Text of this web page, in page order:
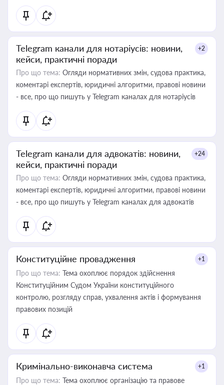
Telegram канали для нотаріусів: новини,
кейси, практичні поради
+2
Про що тема: Огляди нормативних змін, судова практика,
коментарі експертів, юридичні алгоритми, правові новини
- все, про що пишуть у Telegram каналах для нотаріусів
Telegram канали для адвокатів: новини,
кейси, практичні поради
+24
Про що тема: Огляди нормативних змін, судова практика,
коментарі експертів, юридичні алгоритми, правові новини
- все, про що пишуть у Telegram каналах для адвокатів
Конституційне провадження +1
Про що тема: Тема охоплює порядок здійснення
Конституційним Судом України конституційного
контролю, розгляду справ, ухвалення актів і формування
правових позицій
Кримінально-виконавча система +1
Про що тема: Тема охоплює організацію та правове